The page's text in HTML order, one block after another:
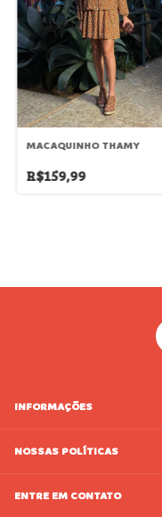
MACAQUINHO THAMY
R$159,99
INFORMAÇÕES
NOSSAS POLÍTICAS
ENTRE EM CONTATO